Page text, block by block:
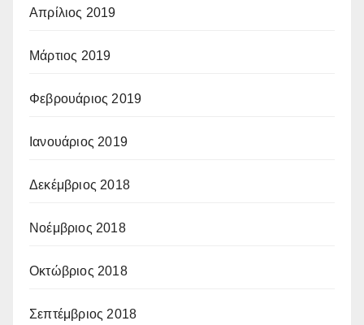
Απρίλιος 2019
Μάρτιος 2019
Φεβρουάριος 2019
Ιανουάριος 2019
Δεκέμβριος 2018
Νοέμβριος 2018
Οκτώβριος 2018
Σεπτέμβριος 2018